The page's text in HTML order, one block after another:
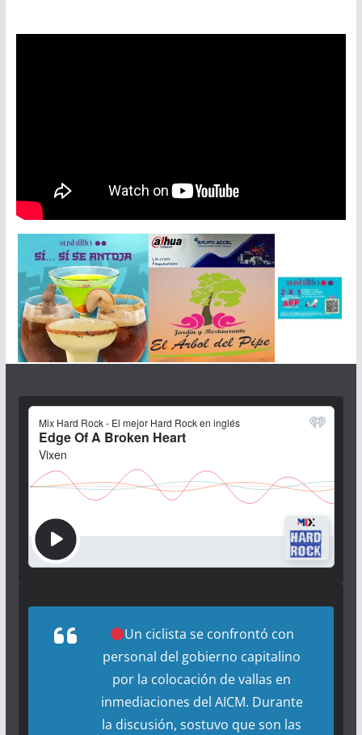
Un ciclista se confrontó con
personal del gobierno capitalino
por la colocación de vallas en
inmediaciones del AICM. Durante
la discusión, sostuvo que son las